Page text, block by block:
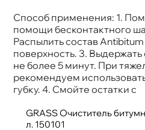
Способ применения: 1.
помощи бесконтактного
Распылить состав
поверхность. 3.
не более 5 минут. При
рекомендуем
убку. 4. Смойте остатки с
GRASS Очиститель
л. 150101